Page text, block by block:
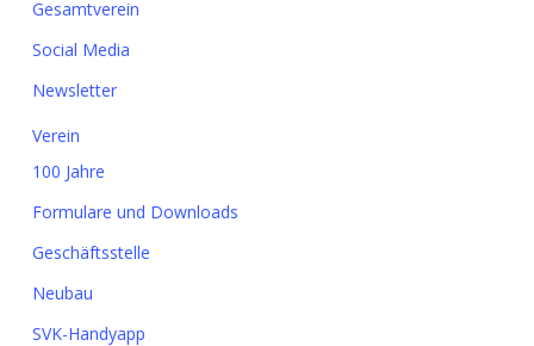
Gesamtverein
Social Media
Newsletter
Verein
100 Jahre
Formulare und Downloads
Geschäftsstelle
Neubau
SVK-Handyapp